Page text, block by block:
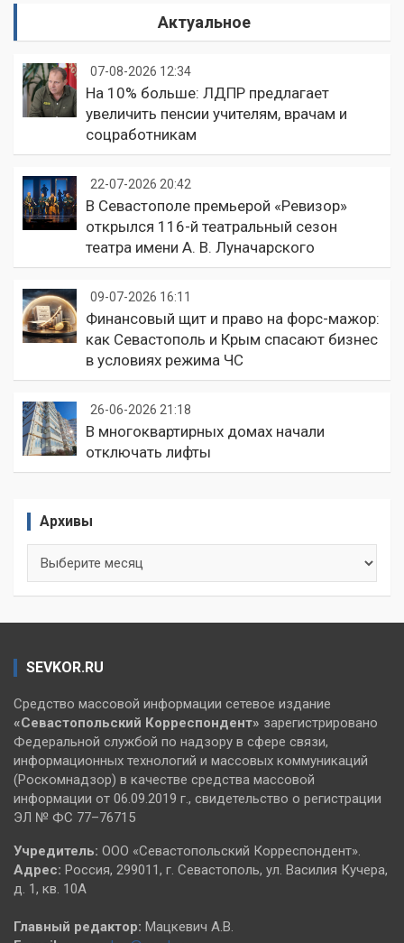
Актуальное
07-08-2026 12:34
На 10% больше: ЛДПР предлагает
увеличить пенсии учителям, врачам и
соцработникам
22-07-2026 20:42
В Севастополе премьерой «Ревизор»
открылся 116-й театральный сезон
театра имени А. В. Луначарского
09-07-2026 16:11
Финансовый щит и право на форс-мажор:
как Севастополь и Крым спасают бизнес
в условиях режима ЧС
26-06-2026 21:18
В многоквартирных домах начали
отключать лифты
Архивы
SEVKOR.RU
Средство массовой информации сетевое издание
«Севастопольский Корреспондент» зарегистрировано
Федеральной службой по надзору в сфере связи,
информационных технологий и массовых коммуникаций
(Роскомнадзор) в качестве средства массовой
информации от 06.09.2019 г., свидетельство о регистрации
ЭЛ № ФС 77–76715
Учредитель: ООО «Севастопольский Корреспондент».
Адрес: Россия, 299011, г. Севастополь, ул. Василия Кучера,
д. 1, кв. 10А
Главный редактор: Мацкевич А.В.